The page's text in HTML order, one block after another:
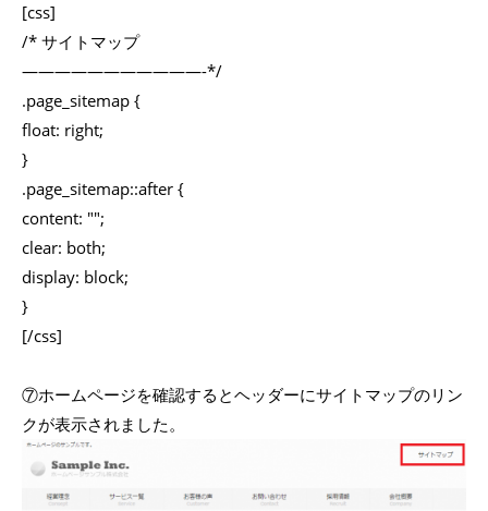
[css]
/* サイトマップ
———————————-*/
.page_sitemap {
float: right;
}
.page_sitemap::after {
content: "";
clear: both;
display: block;
}
[/css]
⑦ホームページを確認するとヘッダーにサイトマップのリン
クが表示されました。